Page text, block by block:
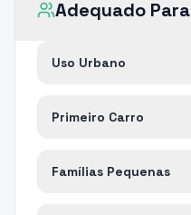
Adequado Para
Uso Urbano
Primeiro Carro
Famílias Pequenas